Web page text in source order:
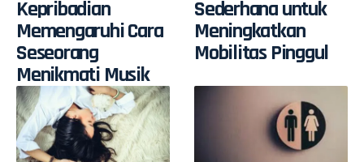
Kepribadian
Memengaruhi Cara
Seseorang
Menikmati Musik
Sederhana untuk
Meningkatkan
Mobilitas Pinggul